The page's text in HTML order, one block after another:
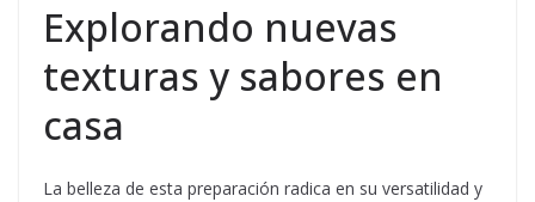
Explorando nuevas
texturas y sabores en
casa
La belleza de esta preparación radica en su versatilidad y